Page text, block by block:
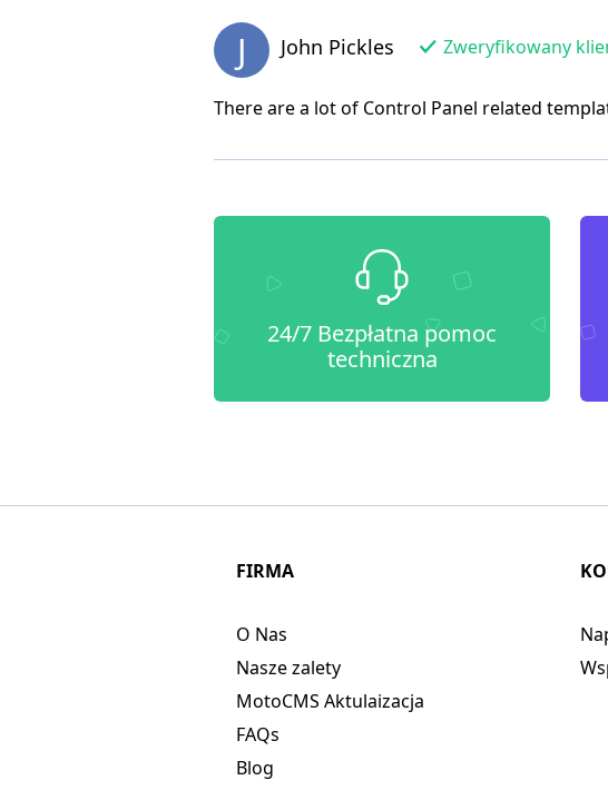
J John Pickles Zweryfikowany
There are a lot of Control Panel related
24/7 Bezpłatna pomoc
techniczna
FIRMA
O Nas
Nasze zalety
MotoCMS Aktulaizacja
FAQs
Blog